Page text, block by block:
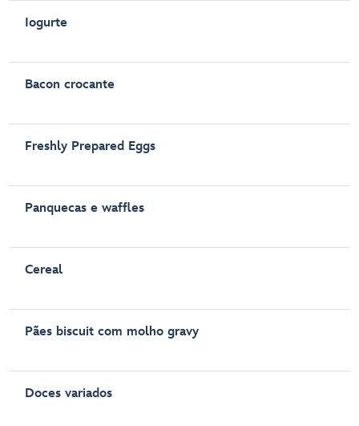
Iogurte
Bacon crocante
Freshly Prepared Eggs
Panquecas e waffles
Cereal
Pães biscuit com molho gravy
Doces variados